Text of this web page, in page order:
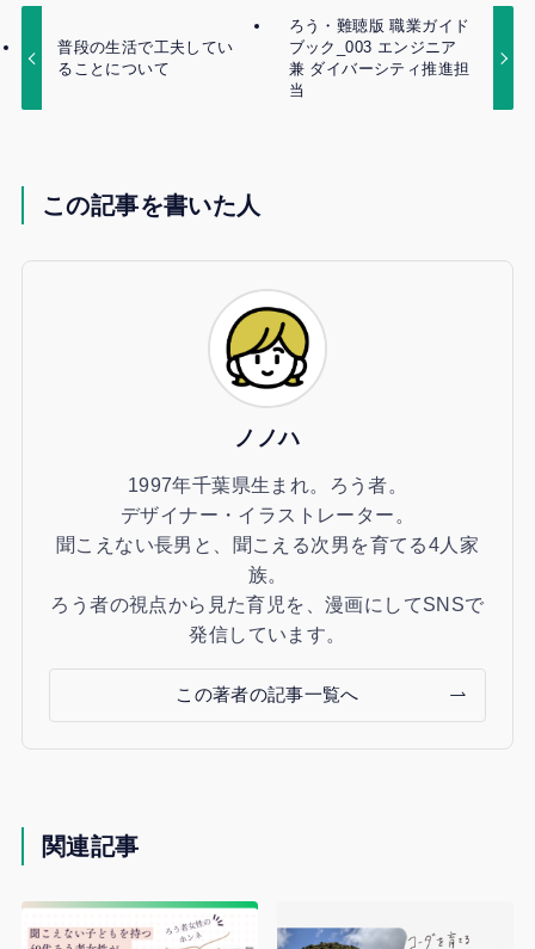
普段の生活で工夫してい
ることについて
ろう・難聴版 職業ガイド
ブック_003 エンジニア
兼 ダイバーシティ推進担
当
この記事を書いた人
ノノハ
1997年千葉県生まれ。ろう者。
デザイナー・イラストレーター。
聞こえない長男と、聞こえる次男を育てる4人家
族。
ろう者の視点から見た育児を、漫画にしてSNSで
発信しています。
この著者の記事一覧へ
関連記事